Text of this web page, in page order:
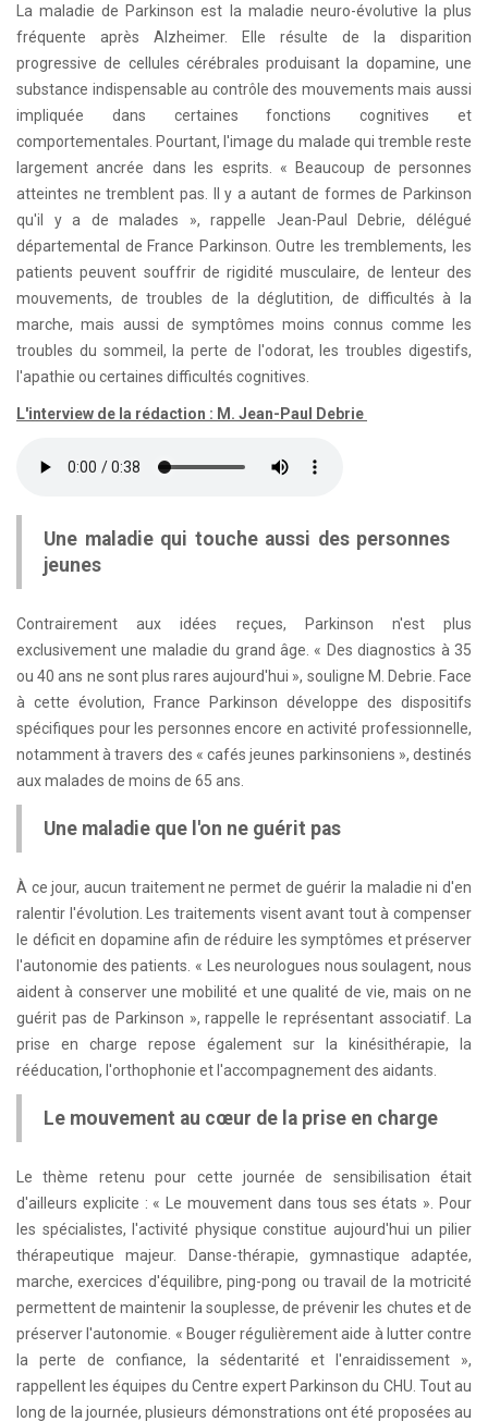
La maladie de Parkinson est la maladie neuro-évolutive la plus
fréquente après Alzheimer. Elle résulte de la disparition
progressive de cellules cérébrales produisant la dopamine, une
substance indispensable au contrôle des mouvements mais aussi
impliquée dans certaines fonctions cognitives et
comportementales. Pourtant, l'image du malade qui tremble reste
largement ancrée dans les esprits. « Beaucoup de personnes
atteintes ne tremblent pas. Il y a autant de formes de Parkinson
qu'il y a de malades », rappelle Jean-Paul Debrie, délégué
départemental de France Parkinson. Outre les tremblements, les
patients peuvent souffrir de rigidité musculaire, de lenteur des
mouvements, de troubles de la déglutition, de difficultés à la
marche, mais aussi de symptômes moins connus comme les
troubles du sommeil, la perte de l'odorat, les troubles digestifs,
l'apathie ou certaines difficultés cognitives.
L'interview de la rédaction : M. Jean-Paul Debrie
Une maladie qui touche aussi des personnes
jeunes
Contrairement aux idées reçues, Parkinson n'est plus
exclusivement une maladie du grand âge. « Des diagnostics à 35
ou 40 ans ne sont plus rares aujourd'hui », souligne M. Debrie. Face
à cette évolution, France Parkinson développe des dispositifs
spécifiques pour les personnes encore en activité professionnelle,
notamment à travers des « cafés jeunes parkinsoniens », destinés
aux malades de moins de 65 ans.
Une maladie que l'on ne guérit pas
À ce jour, aucun traitement ne permet de guérir la maladie ni d'en
ralentir l'évolution. Les traitements visent avant tout à compenser
le déficit en dopamine afin de réduire les symptômes et préserver
l'autonomie des patients. « Les neurologues nous soulagent, nous
aident à conserver une mobilité et une qualité de vie, mais on ne
guérit pas de Parkinson », rappelle le représentant associatif. La
prise en charge repose également sur la kinésithérapie, la
rééducation, l'orthophonie et l'accompagnement des aidants.
Le mouvement au cœur de la prise en charge
Le thème retenu pour cette journée de sensibilisation était
d'ailleurs explicite : « Le mouvement dans tous ses états ». Pour
les spécialistes, l'activité physique constitue aujourd'hui un pilier
thérapeutique majeur. Danse-thérapie, gymnastique adaptée,
marche, exercices d'équilibre, ping-pong ou travail de la motricité
permettent de maintenir la souplesse, de prévenir les chutes et de
préserver l'autonomie. « Bouger régulièrement aide à lutter contre
la perte de confiance, la sédentarité et l'enraidissement »,
rappellent les équipes du Centre expert Parkinson du CHU. Tout au
long de la journée, plusieurs démonstrations ont été proposées au